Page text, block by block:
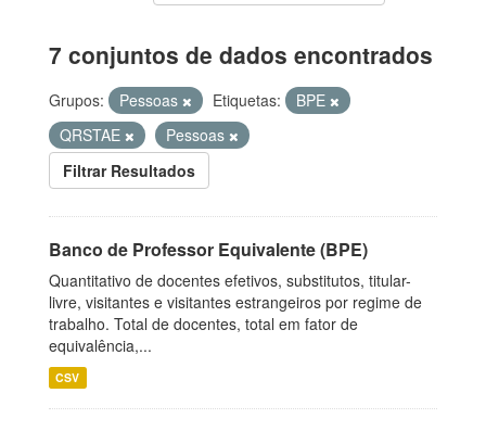
7 conjuntos de dados encontrados
Grupos: Pessoas Etiquetas:
BPE
QRSTAE
Pessoas
Filtrar Resultados
Banco de Professor Equivalente (BPE)
Quantitativo de docentes efetivos, substitutos, titular-
livre, visitantes e visitantes estrangeiros por regime de
trabalho. Total de docentes, total em fator de
equivalência,...
CSV